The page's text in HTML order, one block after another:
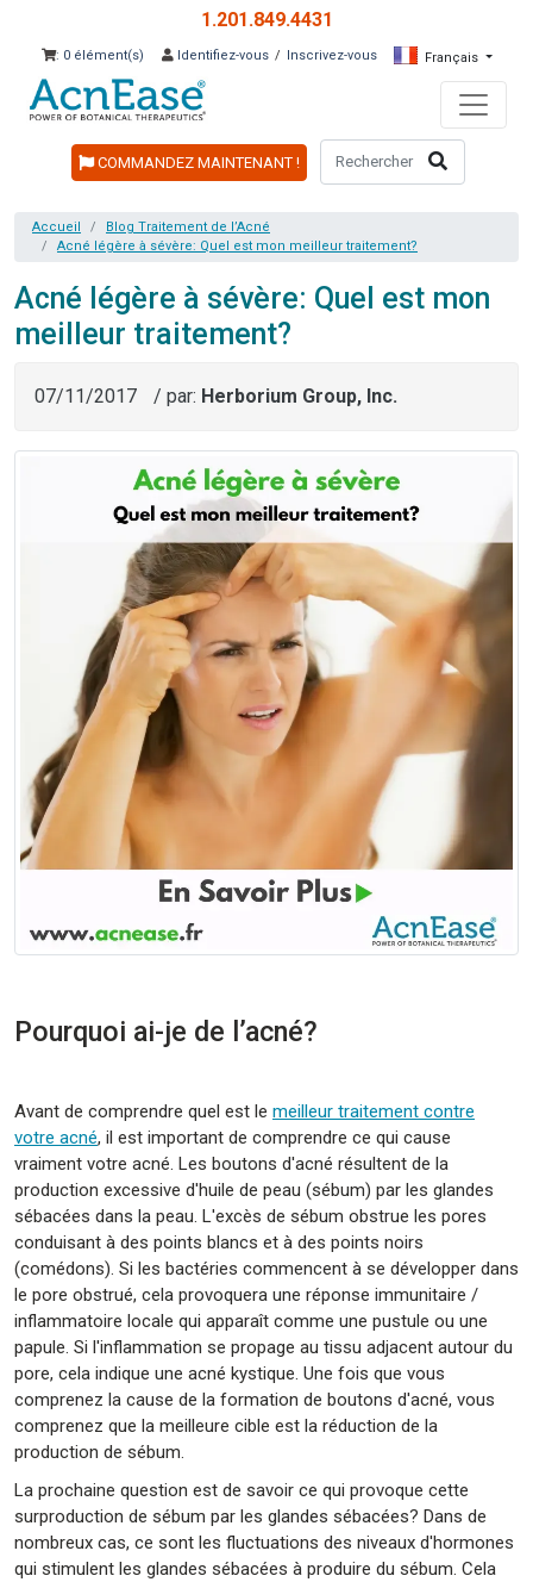
1.201.849.4431
: 0 élément(s) Identifiez-vous / Inscrivez-vous Français
COMMANDEZ MAINTENANT !
Accueil
Blog Traitement de l’Acné
Acné légère à sévère: Quel est mon meilleur traitement?
Acné légère à sévère: Quel est mon
meilleur traitement?
07/11/2017 / par: Herborium Group, Inc.
Pourquoi ai-je de l’acné?
Avant de comprendre quel est le meilleur traitement contre
votre acné, il est important de comprendre ce qui cause
vraiment votre acné. Les boutons d'acné résultent de la
production excessive d'huile de peau (sébum) par les glandes
sébacées dans la peau. L'excès de sébum obstrue les pores
conduisant à des points blancs et à des points noirs
(comédons). Si les bactéries commencent à se développer dans
le pore obstrué, cela provoquera une réponse immunitaire /
inflammatoire locale qui apparaît comme une pustule ou une
papule. Si l'inflammation se propage au tissu adjacent autour du
pore, cela indique une acné kystique. Une fois que vous
comprenez la cause de la formation de boutons d'acné, vous
comprenez que la meilleure cible est la réduction de la
production de sébum.
La prochaine question est de savoir ce qui provoque cette
surproduction de sébum par les glandes sébacées? Dans de
nombreux cas, ce sont les fluctuations des niveaux d'hormones
qui stimulent les glandes sébacées à produire du sébum. Cela